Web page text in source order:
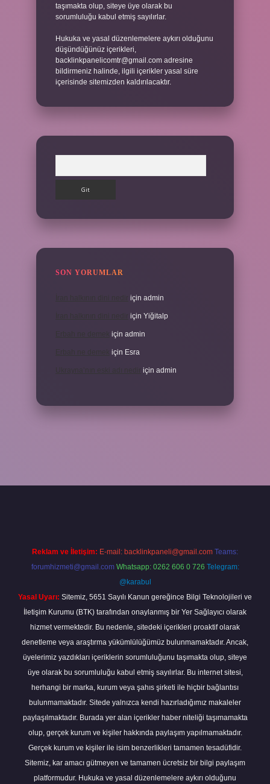
taşımakta olup, siteye üye olarak bu
sorumluluğu kabul etmiş sayılırlar.
Hukuka ve yasal düzenlemelere aykırı olduğunu
düşündüğünüz içerikleri,
backlinkpanelicomtr@gmail.com adresine
bildirmeniz halinde, ilgili içerikler yasal süre
içerisinde sitemizden kaldırılacaktır.
SON YORUMLAR
için admin
için Yiğitalp
için admin
için Esra
için admin
Reklam ve İletişim: E-mail: backlinkpaneli@gmail.com Teams:
forumhizmeti@gmail.com Whatsapp: 0262 606 0 726 Telegram:
@karabul
Yasal Uyarı: Sitemiz, 5651 Sayılı Kanun gereğince Bilgi Teknolojileri ve
İletişim Kurumu (BTK) tarafından onaylanmış bir Yer Sağlayıcı olarak
hizmet vermektedir. Bu nedenle, sitedeki içerikleri proaktif olarak
denetleme veya araştırma yükümlülüğümüz bulunmamaktadır. Ancak,
üyelerimiz yazdıkları içeriklerin sorumluluğunu taşımakta olup, siteye
üye olarak bu sorumluluğu kabul etmiş sayılırlar. Bu internet sitesi,
herhangi bir marka, kurum veya şahıs şirketi ile hiçbir bağlantısı
bulunmamaktadır. Sitede yalnızca kendi hazırladığımız makaleler
paylaşılmaktadır. Burada yer alan içerikler haber niteliği taşımamakta
olup, gerçek kurum ve kişiler hakkında paylaşım yapılmamaktadır.
Gerçek kurum ve kişiler ile isim benzerlikleri tamamen tesadüfidir.
Sitemiz, kar amacı gütmeyen ve tamamen ücretsiz bir bilgi paylaşım
platformudur. Hukuka ve yasal düzenlemelere aykırı olduğunu